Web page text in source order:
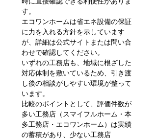
す。
エコワンホームは省エネ設備の保証
に力を入れる方針を示しています
が、詳細は公式サイトまたは問い合
わせで確認してください。
いずれの工務店も、地域に根ざした
対応体制を敷いているため、引き渡
し後の相談がしやすい環境が整って
います。
比較のポイントとして、評価件数が
多い工務店（スマイフルホーム・本
多工務店・エコワンホーム）は実績
の蓄積があり、少ない工務店